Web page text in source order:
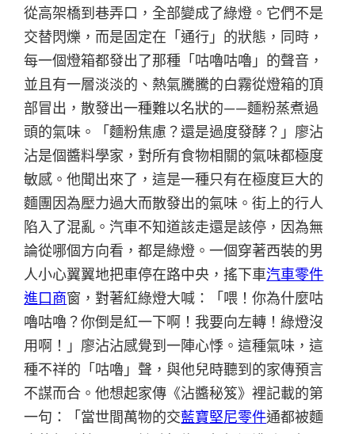
從高架橋到巷弄口，全部變成了綠燈。它們不是
交替閃爍，而是固定在「通行」的狀態，同時，
每一個燈箱都發出了那種「咕嚕咕嚕」的聲音，
並且有一層淡淡的、熱氣騰騰的白霧從燈箱的頂
部冒出，散發出一種難以名狀的——麵粉蒸煮過
頭的氣味。「麵粉焦慮？還是過度發酵？」廖沾
沾是個醬料學家，對所有食物相關的氣味都極度
敏感。他聞出來了，這是一種只有在極度巨大的
麵團因為壓力過大而散發出的氣味。街上的行人
陷入了混亂。汽車不知道該走還是該停，因為無
論從哪個方向看，都是綠燈。一個穿著西裝的男
人小心翼翼地把車停在路中央，搖下車汽車零件
進口商窗，對著紅綠燈大喊：「喂！你為什麼咕
嚕咕嚕？你倒是紅一下啊！我要向左轉！綠燈沒
用啊！」廖沾沾感覺到一陣心悸。這種氣味，這
種不祥的「咕嚕」聲，與他兒時聽到的家傳預言
不謀而合。他想起家傳《沾醬秘笈》裡記載的第
一句：「當世間萬物的交藍寶堅尼零件通都被麵